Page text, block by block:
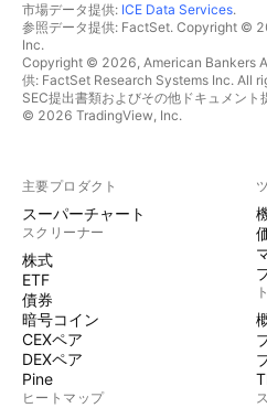
市場データ提供: ICE Data Services.
参照データ提供: FactSet. Copyright ©
Inc.
Copyright © 2026, American Bankers
供: FactSet Research Systems Inc. All
SEC提出書類およびその他ドキュメント
© 2026 TradingView, Inc.
主要プロダクト
スーパーチャート
スクリーナー
株式
ETF
債券
暗号コイン
CEXペア
DEXペア
Pine
ヒートマップ